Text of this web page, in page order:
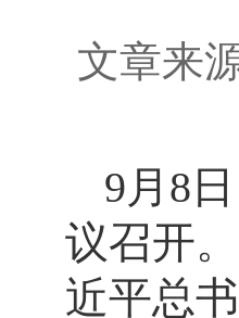
文章来
9月8
议召开
近平总